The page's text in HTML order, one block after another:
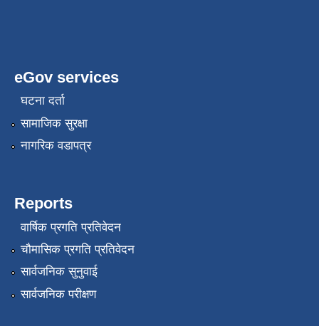
eGov services
घटना दर्ता
सामाजिक सुरक्षा
नागरिक वडापत्र
Reports
वार्षिक प्रगति प्रतिवेदन
चौमासिक प्रगति प्रतिवेदन
सार्वजनिक सुनुवाई
सार्वजनिक परीक्षण